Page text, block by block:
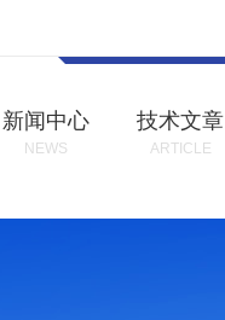
新闻中心
NEWS
技术文章
ARTICLE